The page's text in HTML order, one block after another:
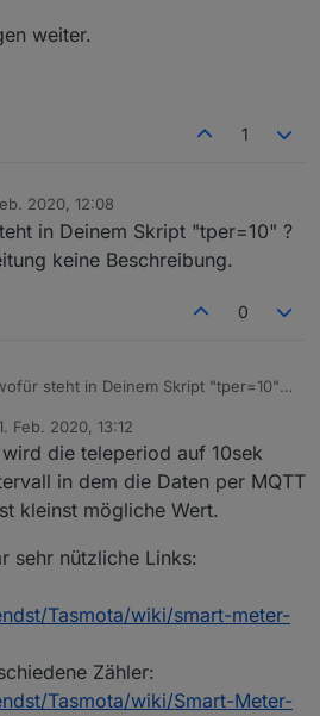
weiter.
1
2020, 12:08
in Deinem Skript "tper=10" ?
keine Beschreibung.
0
steht in Deinem Skript "tper=10" ?
Feb. 2020, 13:12
von
die teleperiod auf 10sek
in dem die Daten per MQTT
kleinst mögliche Wert.
sehr nützliche Links:
Tasmota/wiki/smart-meter-
Zähler:
Tasmota/wiki/Smart-Meter-